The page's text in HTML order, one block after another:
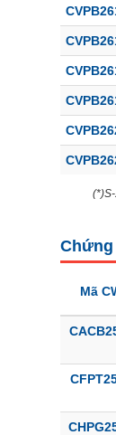
Chứng
Mã
Công cụ đầu
Truyền thông
Dữ liệu tài